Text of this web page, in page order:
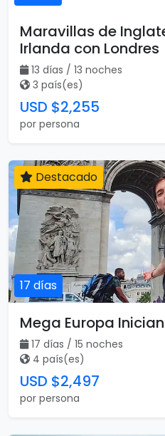
Maravillas de
Irlanda con Londres
13 días / 13 noches
3 país(es)
USD $2,255
por persona
17 días
Destacado
Mega Europa
17 días / 15 noches
4 país(es)
USD $2,497
por persona